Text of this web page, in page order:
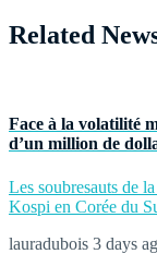
Related
Face à la volatilité
d’un million de
Les soubresauts de
Kospi en Corée du
lauradubois 3 days